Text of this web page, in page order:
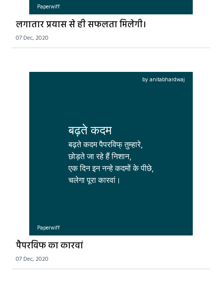
Paperwiff
लगातार प्रयास से ही सफलता मिलेगी।
07 Dec, 2020
बढ़ते कदम
बढ़ते कदम पैपरविफ् तुम्हारे,
छोड़ते जा रहे हैं निशान,
एक दिन इन नन्हे कदमों के पीछे,
चलेगा पूरा कारवां।
Paperwiff
by anitabhardwaj
पैपरविफ का कारवां
07 Dec, 2020